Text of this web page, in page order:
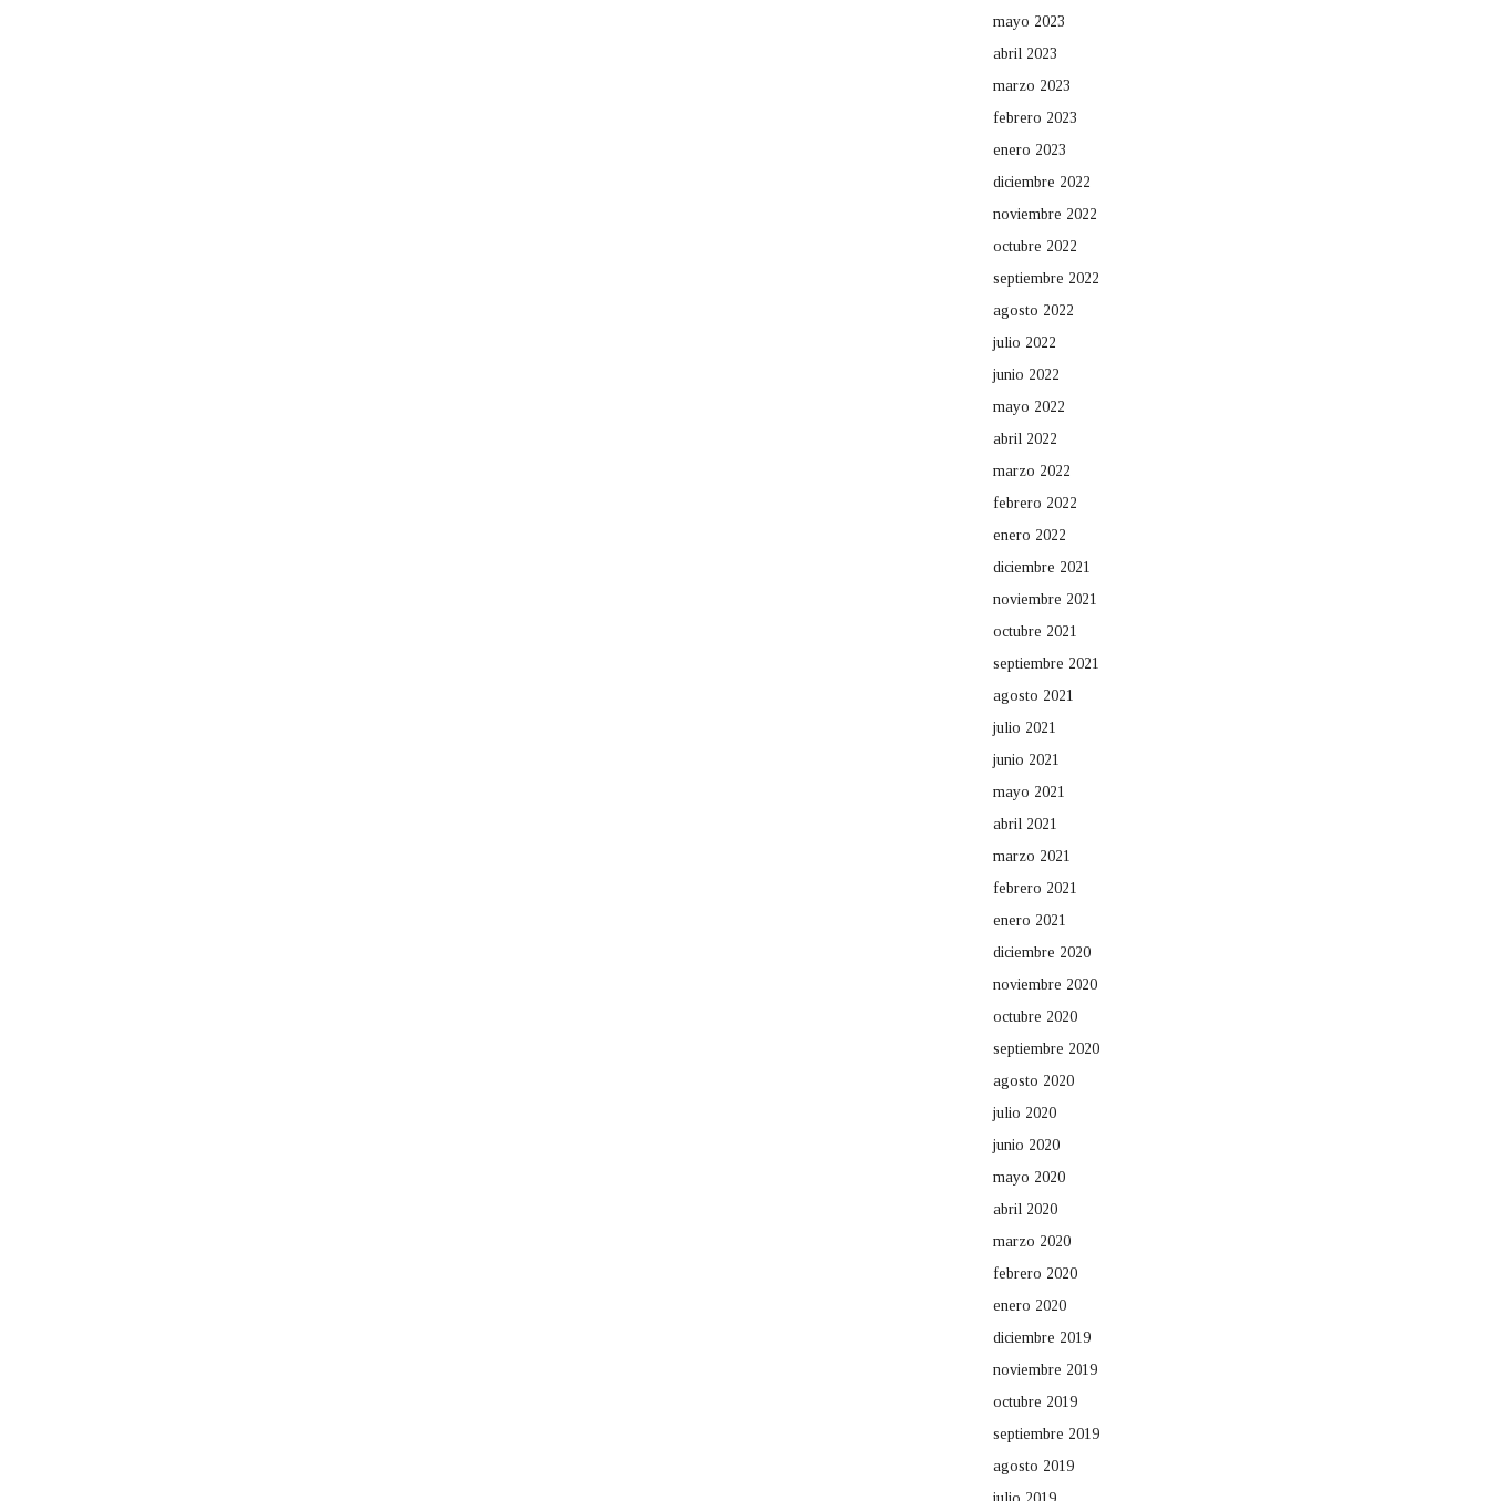
mayo 2023
abril 2023
marzo 2023
febrero 2023
enero 2023
diciembre 2022
noviembre 2022
octubre 2022
septiembre 2022
agosto 2022
julio 2022
junio 2022
mayo 2022
abril 2022
marzo 2022
febrero 2022
enero 2022
diciembre 2021
noviembre 2021
octubre 2021
septiembre 2021
agosto 2021
julio 2021
junio 2021
mayo 2021
abril 2021
marzo 2021
febrero 2021
enero 2021
diciembre 2020
noviembre 2020
octubre 2020
septiembre 2020
agosto 2020
julio 2020
junio 2020
mayo 2020
abril 2020
marzo 2020
febrero 2020
enero 2020
diciembre 2019
noviembre 2019
octubre 2019
septiembre 2019
agosto 2019